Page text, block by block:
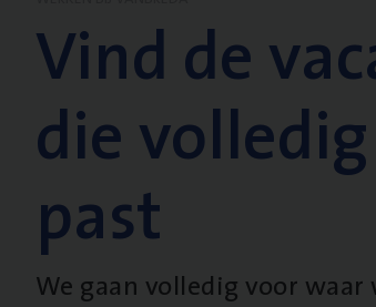
Vind de
die
past
We gaan volledig voor